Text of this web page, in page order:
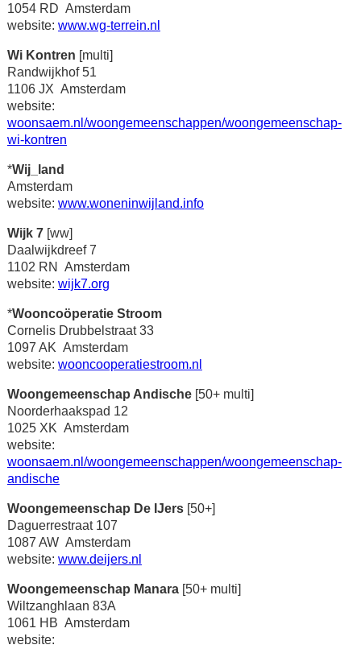
1054 RD Amsterdam
website: www.wg-terrein.nl
Wi Kontren [multi]
Randwijkhof 51
1106 JX Amsterdam
website:
woonsaem.nl/woongemeenschappen/woongemeenschap-
wi-kontren
*Wij_land
Amsterdam
website: www.woneninwijland.info
Wijk 7[ww]
Daalwijkdreef 7
1102 RN Amsterdam
website: wijk7.org
*Wooncoöperatie Stroom
Cornelis Drubbelstraat 33
1097 AK Amsterdam
website: wooncooperatiestroom.nl
Woongemeenschap Andische[50+ multi]
Noorderhaakspad 12
1025 XK Amsterdam
website:
woonsaem.nl/woongemeenschappen/woongemeenschap-
andische
Woongemeenschap De IJers[50+]
Daguerrestraat 107
1087 AW Amsterdam
website: www.deijers.nl
Woongemeenschap Manara[50+ multi]
Wiltzanghlaan 83A
1061 HB Amsterdam
website: